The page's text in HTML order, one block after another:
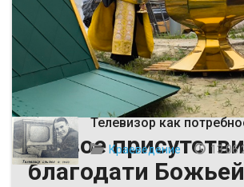
Живое
благодати Божьей
ВЫБОР РЕДАКЦИИ
Телевизор как
Краеведение 13 06